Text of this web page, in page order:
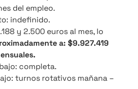
del empleo.
indefinido.
y 2.500 euros al mes, lo
a: $9.927.419
completa.
turnos rotativos mañana –